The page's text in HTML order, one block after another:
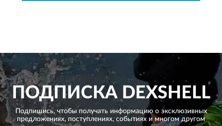
ПОДПИСКАDEXSHELL
Подпишись, чтобы получать информацию о эксклюзивных
предложениях, поступлениях, событиях и многом другом